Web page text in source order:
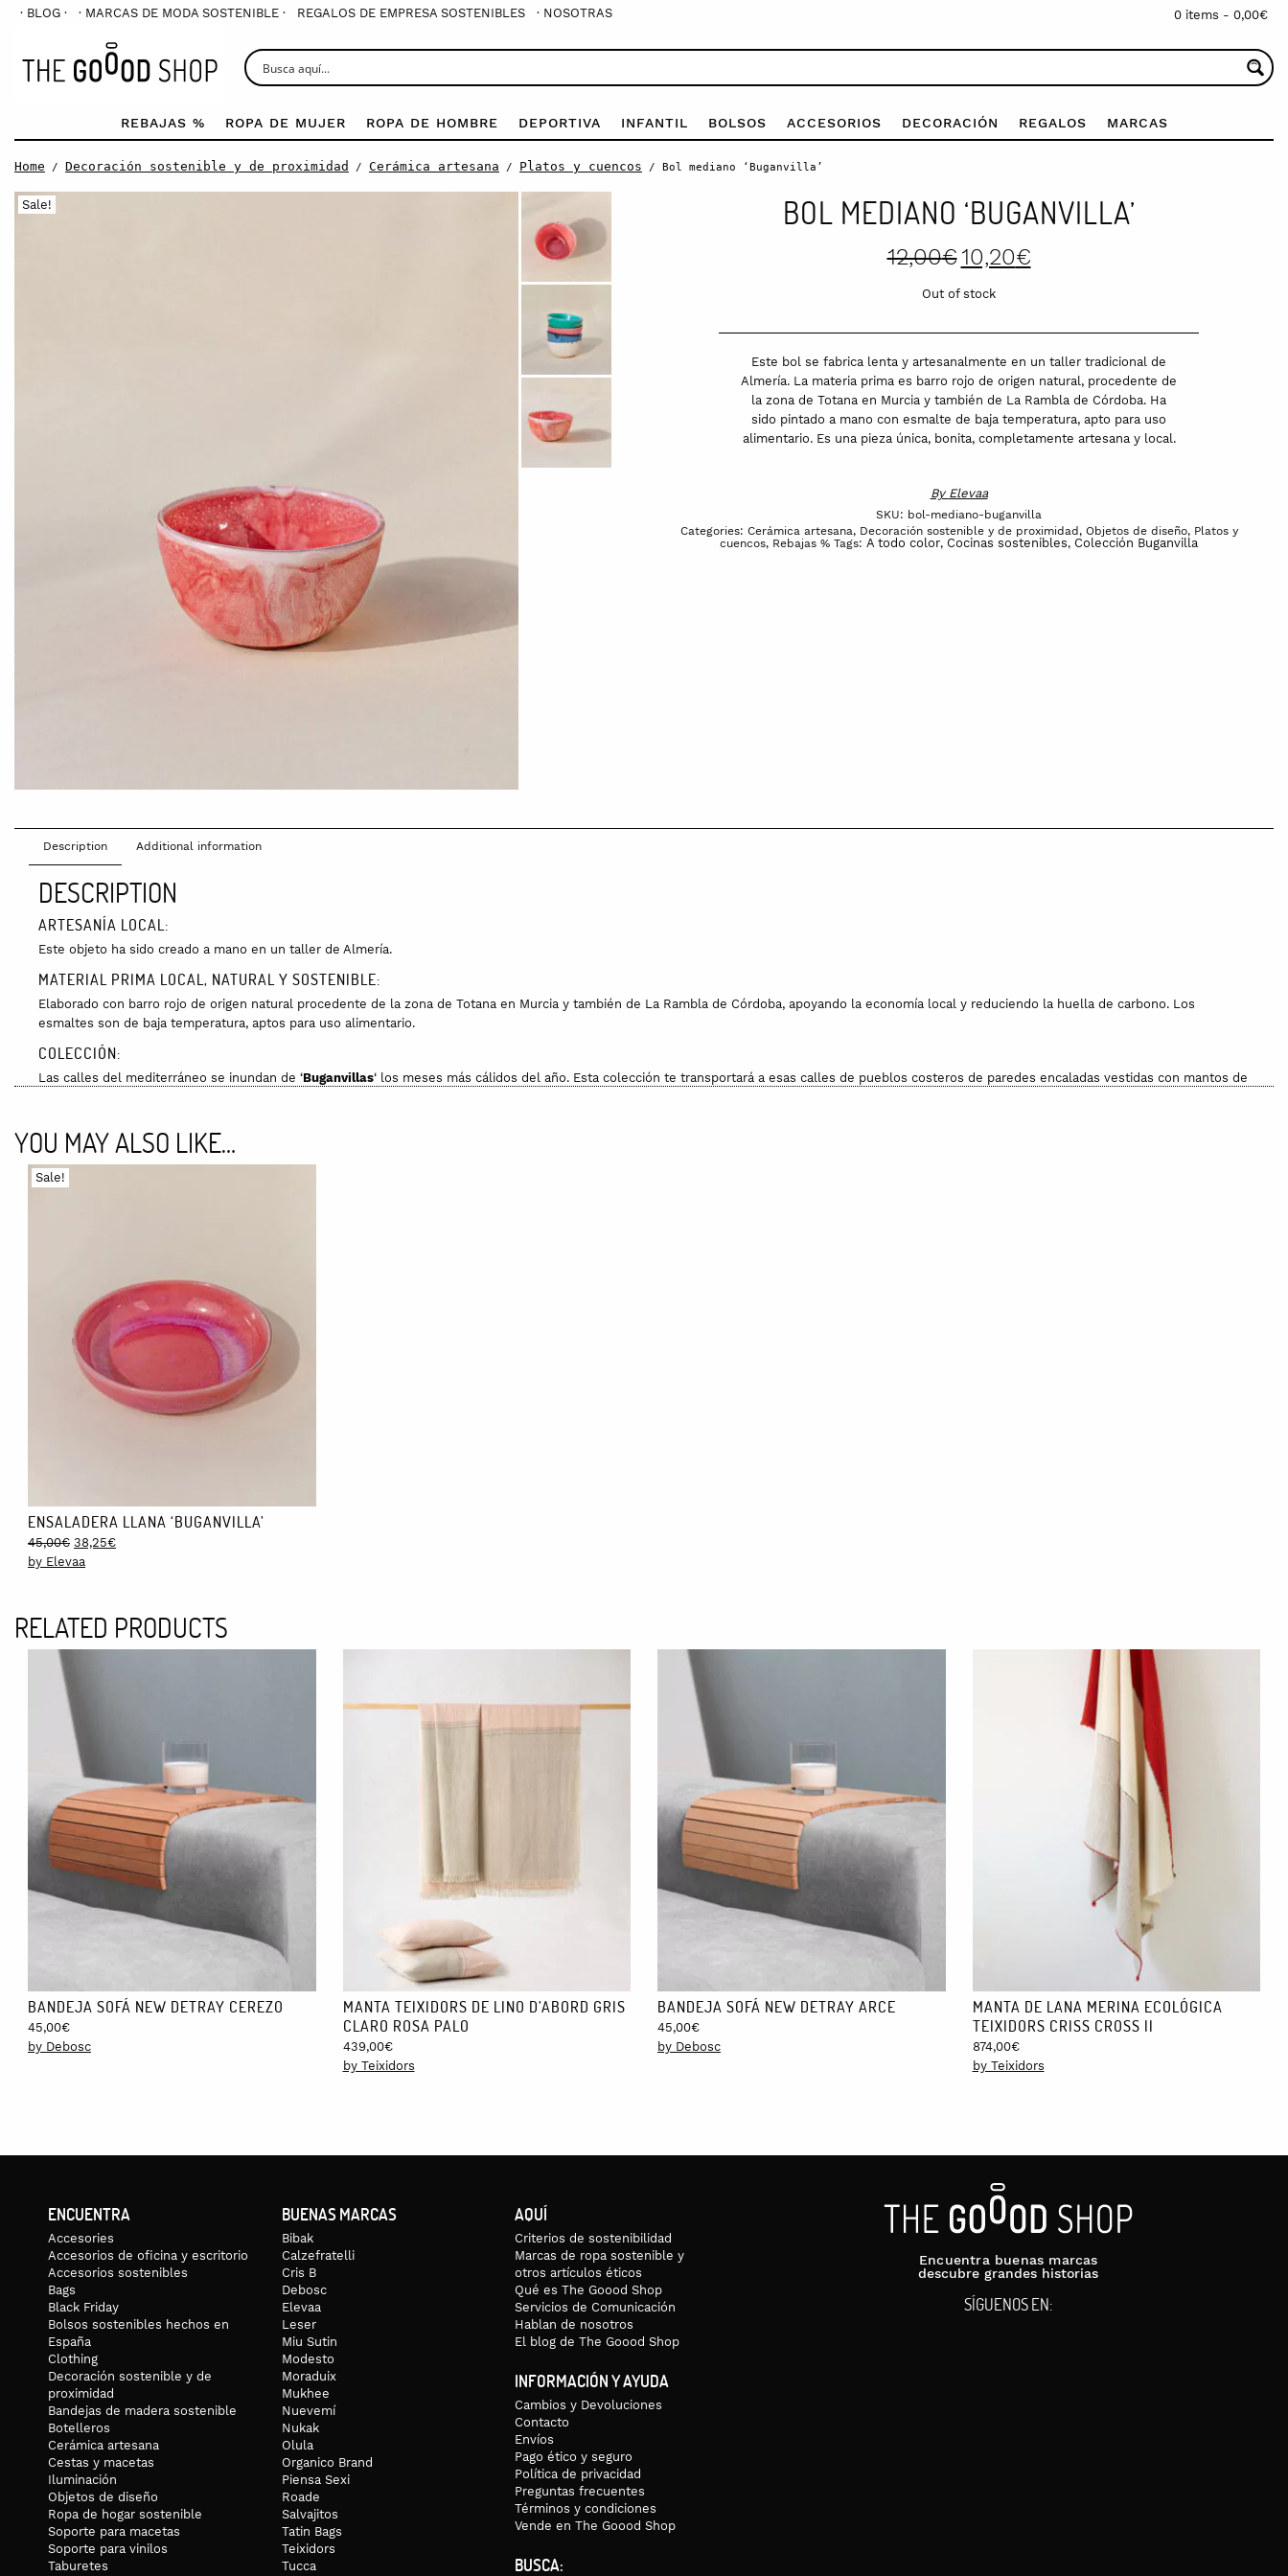
· BLOG · · MARCAS DE MODA SOSTENIBLE · REGALOS DE EMPRESA SOSTENIBLES · NOSOTRAS 0 items - 0,00€
REBAJAS % ROPA DE MUJER ROPA DE HOMBRE DEPORTIVA INFANTIL BOLSOS ACCESORIOS DECORACIÓN REGALOS MARCAS
Home / Decoración sostenible y de proximidad / Cerámica artesana / Platos y cuencos / Bol mediano ‘Buganvilla’
Sale! BOL MEDIANO ‘BUGANVILLA’
12,00€ Original
price
10,20€price
Out of stock
Este bol se fabrica lenta y artesanalmente en un taller tradicional de
Almería. La materia prima es barro rojo de origen natural, procedente de
la zona de Totana en Murcia y también de La Rambla de Córdoba. Ha
sido pintado a mano con esmalte de baja temperatura, apto para uso
alimentario. Es una pieza única, bonita, completamente artesana y local.
By Elevaa
SKU: bol-mediano-buganvilla
Categories: Cerámica artesana, Decoración sostenible y de proximidad, Objetos de diseño, Platos y
cuencos, Rebajas % Tags: A todo color, Cocinas sostenibles, Colección Buganvilla
Description Additional information
DESCRIPTION
ARTESANÍA LOCAL:
Este objeto ha sido creado a mano en un taller de Almería.
MATERIAL PRIMA LOCAL, NATURAL Y SOSTENIBLE:
Elaborado con barro rojo de origen natural procedente de la zona de Totana en Murcia y también de La Rambla de Córdoba, apoyando la economía local y reduciendo la huella de carbono. Los
esmaltes son de baja temperatura, aptos para uso alimentario.
COLECCIÓN:
Las calles del mediterráneo se inundan de ‘Buganvillas‘ los meses más cálidos del año. Esta colección te transportará a esas calles de pueblos costeros de paredes encaladas vestidas con mantos de
Esta pieza se puede introducir en el lavavajillas y en el microondas, sin embargo, para proteger los esmaltes y colores, se recomienda lavar a mano. No apta para el horno.
PACKAGING:
YOU MAY ALSO LIKE…
Sale!
ENSALADERA LLANA ‘BUGANVILLA’
45,00€ Original
price
38,25€Current
by Elevaa
RELATED PRODUCTS
BANDEJA SOFÁ NEW DETRAY CEREZO
45,00€
by Debosc
MANTA TEIXIDORS DE LINO D’ABORD GRIS
CLARO ROSA PALO
439,00€
by Teixidors
BANDEJA SOFÁ NEW DETRAY ARCE
45,00€
by Debosc
MANTA DE LANA MERINA ECOLÓGICA
TEIXIDORS CRISS CROSS II
874,00€
by Teixidors
ENCUENTRA
Accesories
Accesorios de oficina y escritorio
Accesorios sostenibles
Bags
Black Friday
Bolsos sostenibles hechos en
España
Clothing
Decoración sostenible y de
proximidad
Bandejas de madera sostenible
Botelleros
Cerámica artesana
Cestas y macetas
Iluminación
Objetos de diseño
Ropa de hogar sostenible
Soporte para macetas
Soporte para vinilos
Taburetes
BUENAS MARCAS
Bibak
Calzefratelli
Cris B
Debosc
Elevaa
Leser
Miu Sutin
Modesto
Moraduix
Mukhee
Nuevemí
Nukak
Olula
Organico Brand
Piensa Sexi
Roade
Salvajitos
Tatin Bags
Teixidors
Tucca
AQUÍ
Criterios de sostenibilidad
Marcas de ropa sostenible y
otros artículos éticos
Qué es The Goood Shop
Servicios de Comunicación
Hablan de nosotros
El blog de The Goood Shop
INFORMACIÓN Y AYUDA
Cambios y Devoluciones
Contacto
Envíos
Pago ético y seguro
Política de privacidad
Preguntas frecuentes
Términos y condiciones
Vende en The Goood Shop
BUSCA:
Encuentra buenas marcas
descubre grandes historias
SÍGUENOS EN: